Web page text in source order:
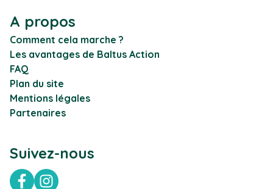
A propos
Comment cela marche ?
Les avantages de Baltus Action
FAQ
Plan du site
Mentions légales
Partenaires
Suivez-nous